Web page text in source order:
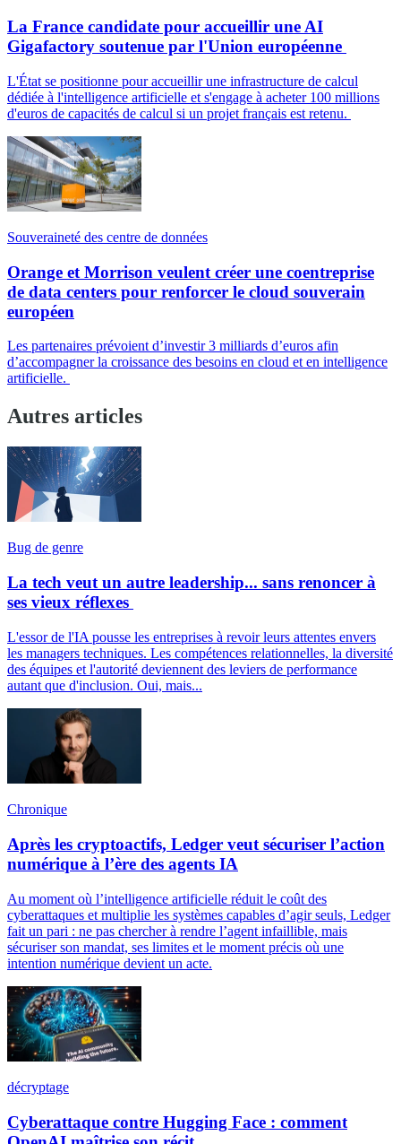
La France candidate pour accueillir une AI
Gigafactory soutenue par l'Union européenne
L'État se positionne pour accueillir une infrastructure de calcul
dédiée à l'intelligence artificielle et s'engage à acheter 100 millions
d'euros de capacités de calcul si un projet français est retenu.
Souveraineté des centre de données
Orange et Morrison veulent créer une coentreprise
de data centers pour renforcer le cloud souverain
européen
Les partenaires prévoient d’investir 3 milliards d’euros afin
d’accompagner la croissance des besoins en cloud et en intelligence
artificielle.
Autres articles
Bug de genre
La tech veut un autre leadership... sans renoncer à
ses vieux réflexes
L'essor de l'IA pousse les entreprises à revoir leurs attentes envers
les managers techniques. Les compétences relationnelles, la diversité
des équipes et l'autorité deviennent des leviers de performance
autant que d'inclusion. Oui, mais...
Chronique
Après les cryptoactifs, Ledger veut sécuriser l’action
numérique à l’ère des agents IA
Au moment où l’intelligence artificielle réduit le coût des
cyberattaques et multiplie les systèmes capables d’agir seuls, Ledger
fait un pari : ne pas chercher à rendre l’agent infaillible, mais
sécuriser son mandat, ses limites et le moment précis où une
intention numérique devient un acte.
décryptage
Cyberattaque contre Hugging Face : comment